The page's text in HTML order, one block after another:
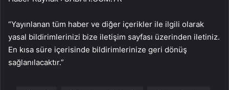
“Yayınlanan tüm haber ve diğer içerikler ile ilgili olarak
yasal bildirimlerinizi bize iletişim sayfası üzerinden iletiniz.
En kısa süre içerisinde bildirimlerinize geri dönüş
sağlanılacaktır.”